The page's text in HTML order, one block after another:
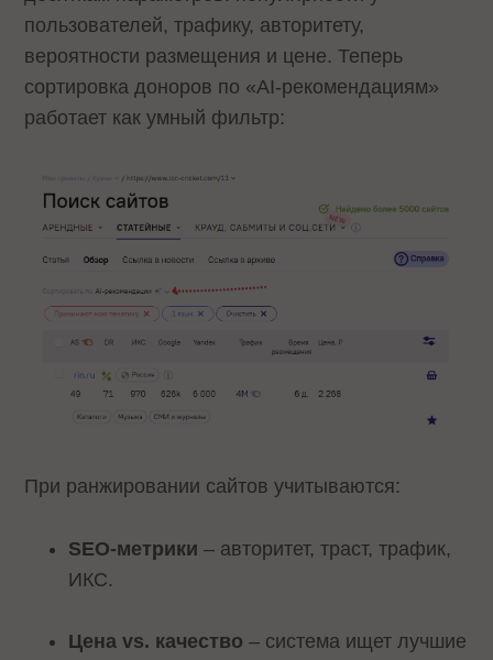
пользователей, трафику, авторитету,
вероятности размещения и цене. Теперь
сортировка доноров по «AI-рекомендациям»
работает как умный фильтр:
При ранжировании сайтов учитываются:
SEO-метрики – авторитет, траст, трафик,
ИКС.
Цена vs. качество – система ищет лучшие